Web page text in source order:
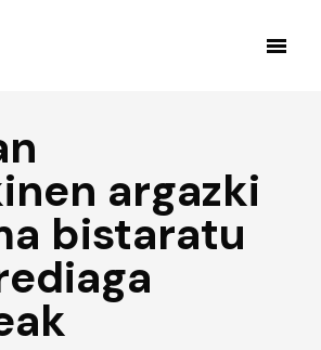
argazki
bistaratu